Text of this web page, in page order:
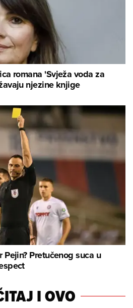
romana 'Svježa voda za
njezine knjige
Pejin? Pretučenog suca u
I OVO